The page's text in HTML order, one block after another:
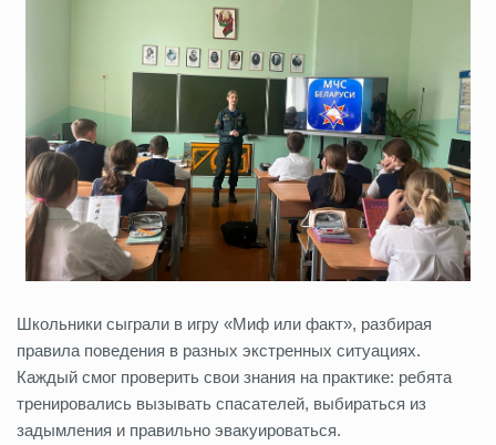
Школьники сыграли в игру «Миф или факт», разбирая
правила поведения в разных экстренных ситуациях.
Каждый смог проверить свои знания на практике: ребята
тренировались вызывать спасателей, выбираться из
задымления и правильно эвакуироваться.